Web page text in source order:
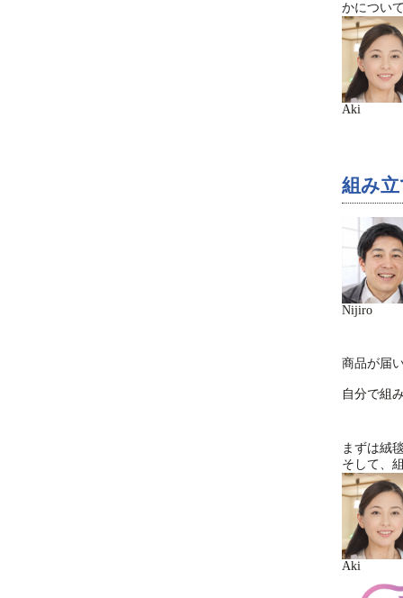
かについ
Aki
組み
Nijiro
商品が届
自分で組
まずは絨
そして、
Aki